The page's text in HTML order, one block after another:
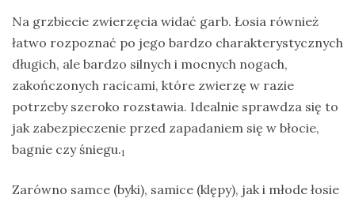
Na grzbiecie zwierzęcia widać garb. Łosia również
łatwo rozpoznać po jego bardzo charakterystycznych
długich, ale bardzo silnych i mocnych nogach,
zakończonych racicami, które zwierzę w razie
potrzeby szeroko rozstawia. Idealnie sprawdza się to
jak zabezpieczenie przed zapadaniem się w błocie,
bagnie czy śniegu.1
Zarówno samce (byki), samice (klępy), jak i młode łosie